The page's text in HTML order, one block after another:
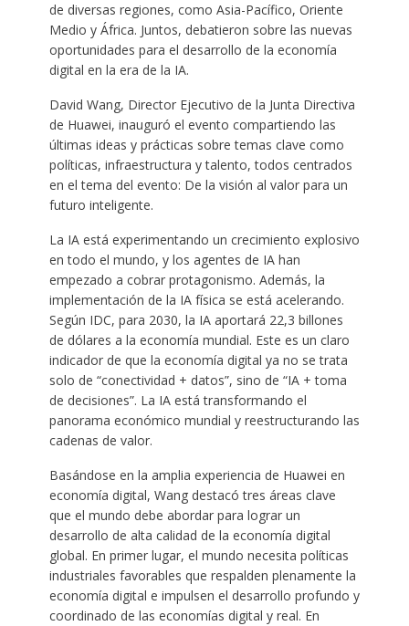
de diversas regiones, como Asia-Pacífico, Oriente
Medio y África. Juntos, debatieron sobre las nuevas
oportunidades para el desarrollo de la economía
digital en la era de la IA.
David Wang, Director Ejecutivo de la Junta Directiva
de Huawei, inauguró el evento compartiendo las
últimas ideas y prácticas sobre temas clave como
políticas, infraestructura y talento, todos centrados
en el tema del evento: De la visión al valor para un
futuro inteligente.
La IA está experimentando un crecimiento explosivo
en todo el mundo, y los agentes de IA han
empezado a cobrar protagonismo. Además, la
implementación de la IA física se está acelerando.
Según IDC, para 2030, la IA aportará 22,3 billones
de dólares a la economía mundial. Este es un claro
indicador de que la economía digital ya no se trata
solo de “conectividad + datos”, sino de “IA + toma
de decisiones”. La IA está transformando el
panorama económico mundial y reestructurando las
cadenas de valor.
Basándose en la amplia experiencia de Huawei en
economía digital, Wang destacó tres áreas clave
que el mundo debe abordar para lograr un
desarrollo de alta calidad de la economía digital
global. En primer lugar, el mundo necesita políticas
industriales favorables que respalden plenamente la
economía digital e impulsen el desarrollo profundo y
coordinado de las economías digital y real. En